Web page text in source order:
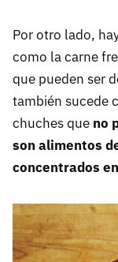
Por otro lado,
como la carne
que pueden ser
también sucede
chuches que no
son alimentos
concentrados